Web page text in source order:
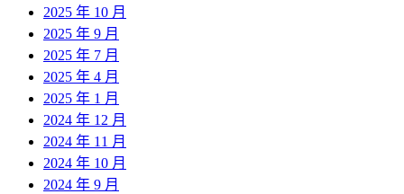
2025 年 10 月
2025 年 9 月
2025 年 7 月
2025 年 4 月
2025 年 1 月
2024 年 12 月
2024 年 11 月
2024 年 10 月
2024 年 9 月